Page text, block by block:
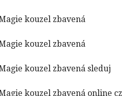
kouzel zbavená
kouzel zbavená
kouzel zbavená sleduj
kouzel zbavená online cz